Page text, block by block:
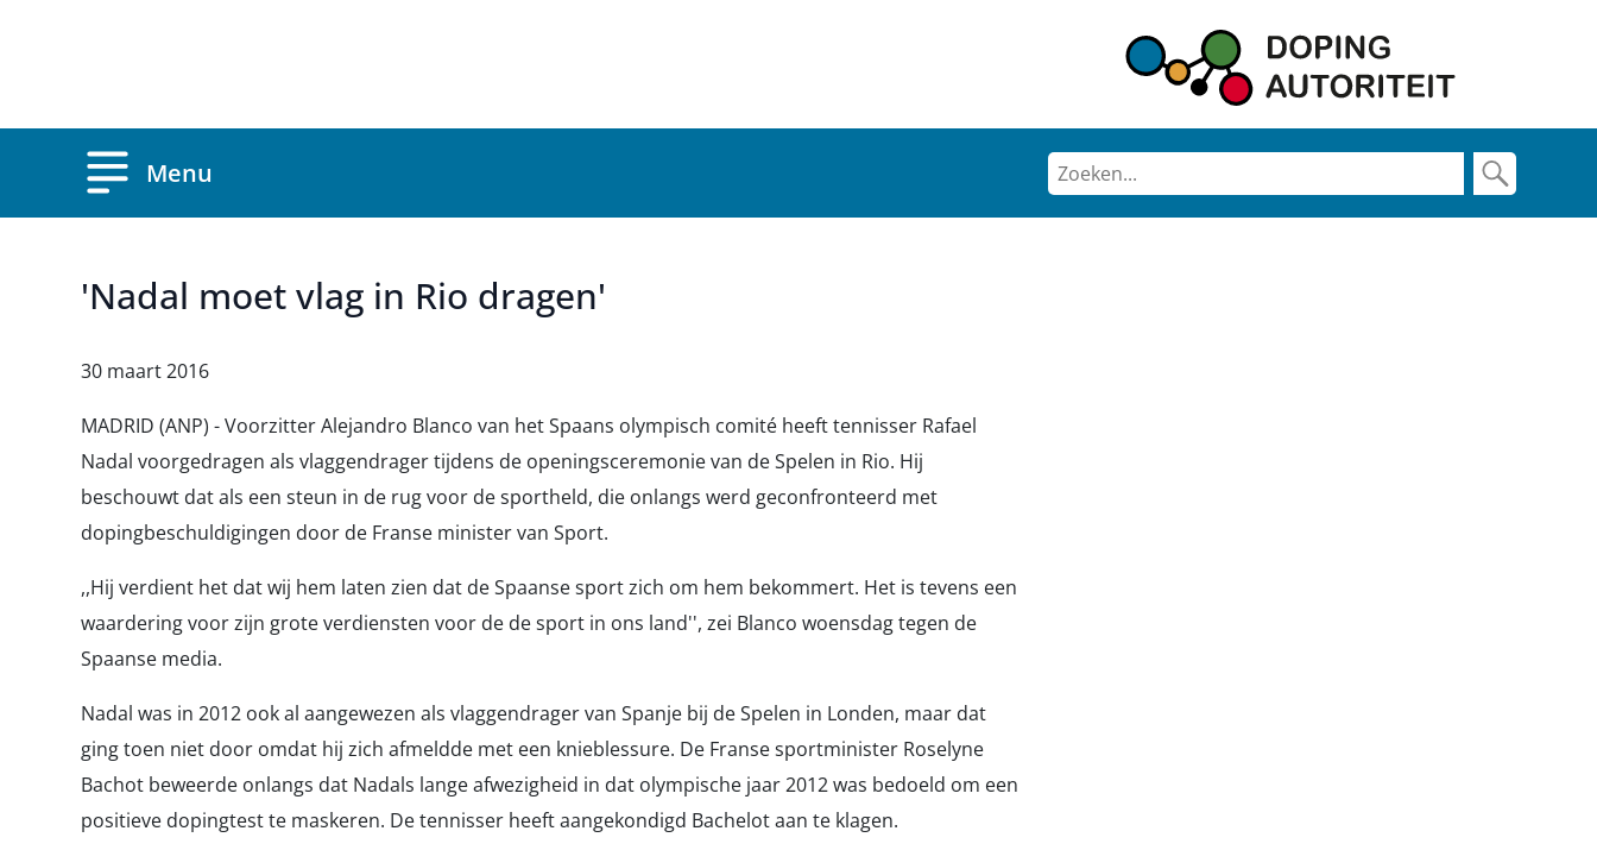
Menu
'Nadal moet vlag in Rio dragen'
30 maart 2016
MADRID (ANP) - Voorzitter Alejandro Blanco van het Spaans olympisch comité heeft tennisser Rafael
Nadal voorgedragen als vlaggendrager tijdens de openingsceremonie van de Spelen in Rio. Hij
beschouwt dat als een steun in de rug voor de sportheld, die onlangs werd geconfronteerd met
dopingbeschuldigingen door de Franse minister van Sport.
,,Hij verdient het dat wij hem laten zien dat de Spaanse sport zich om hem bekommert. Het is tevens een
waardering voor zijn grote verdiensten voor de de sport in ons land'', zei Blanco woensdag tegen de
Spaanse media.
Nadal was in 2012 ook al aangewezen als vlaggendrager van Spanje bij de Spelen in Londen, maar dat
ging toen niet door omdat hij zich afmeldde met een knieblessure. De Franse sportminister Roselyne
Bachot beweerde onlangs dat Nadals lange afwezigheid in dat olympische jaar 2012 was bedoeld om een
positieve dopingtest te maskeren. De tennisser heeft aangekondigd Bachelot aan te klagen.